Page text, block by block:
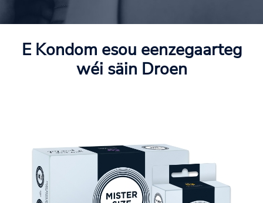
E Kondom esou eenzegaarteg
wéi säin Droen